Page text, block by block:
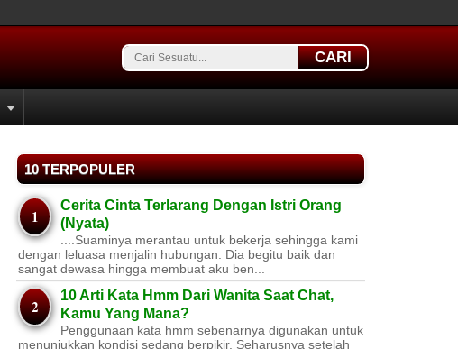
CARI
10 TERPOPULER
Cerita Cinta Terlarang Dengan Istri Orang
(Nyata)
....Suaminya merantau untuk bekerja sehingga kami
dengan leluasa menjalin hubungan. Dia begitu baik dan
sangat dewasa hingga membuat aku ben...
10 Arti Kata Hmm Dari Wanita Saat Chat,
Kamu Yang Mana?
Penggunaan kata hmm sebenarnya digunakan untuk
menunjukkan kondisi sedang berpikir. Seharusnya setelah